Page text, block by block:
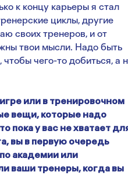
к концу карьеры я стал
циклы, другие
своих тренеров, и от
твои мысли. Надо быть
чего-то добиться, а
или в тренировочном
вещи, которые надо
пока у вас не хватает
вы в первую очередь
академии или
ваши тренеры, когда вы